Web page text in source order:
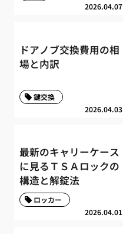
2026.04.07
ドアノブ交換費用の相
場と内訳
2026.04.03
鍵交換
最新のキャリーケース
に見るＴＳＡロックの
構造と解錠法
2026.04.01
ロッカー